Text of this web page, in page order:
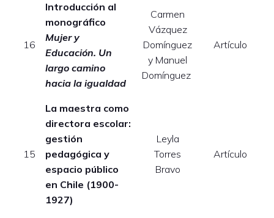
16
Introducción al
monográfico
Mujer y
Educación. Un
largo camino
hacia la igualdad
Carmen
Vázquez
Domínguez
y Manuel
Domínguez
Artículo
15
La maestra como
directora escolar:
gestión
pedagógica y
espacio público
en Chile (1900-
1927)
Leyla
Torres
Bravo
Artículo